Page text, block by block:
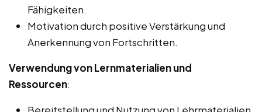
Fähigkeiten.
Motivation durch positive Verstärkung und
Anerkennung von Fortschritten.
Verwendung von Lernmaterialien und
Ressourcen:
Bereitstellung und Nutzung von Lehrmaterialien